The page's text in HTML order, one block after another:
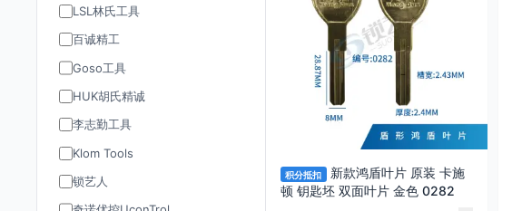
LSL林氏工具
百诚精工
Goso工具
HUK胡氏精诚
李志勤工具
Klom Tools
锁艺人
积分抵扣
新款鸿盾叶片 原装 卡施
顿 钥匙坯 双面叶片 金色 0282